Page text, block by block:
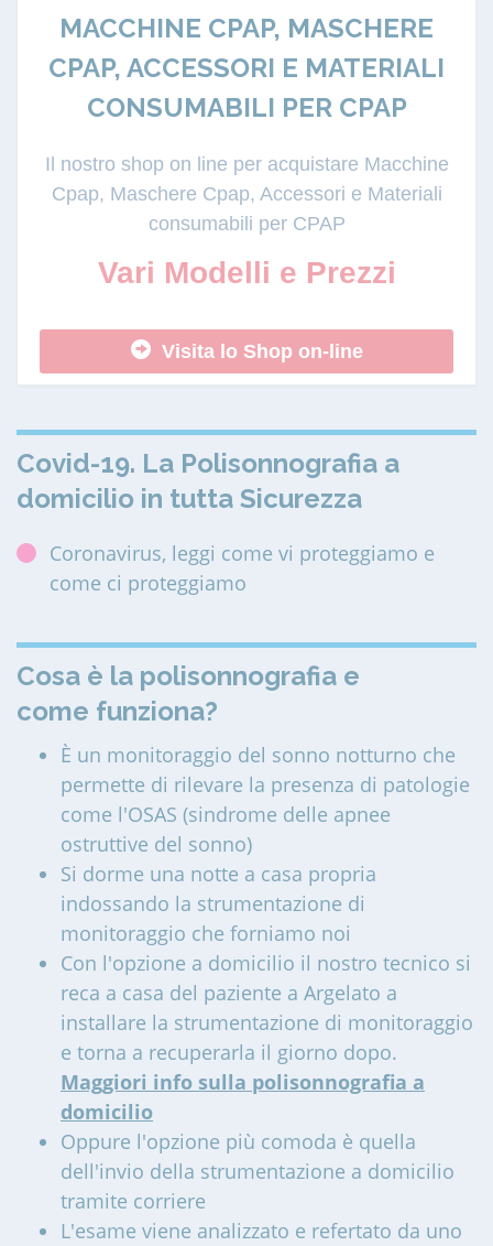
MACCHINE CPAP, MASCHERE
CPAP, ACCESSORI E MATERIALI
CONSUMABILI PER CPAP
Il nostro shop on line per acquistare Macchine
Cpap, Maschere Cpap, Accessori e Materiali
consumabili per CPAP
Vari Modelli e Prezzi
Visita lo Shop on-line
Covid-19. La Polisonnografia a
domicilio in tutta Sicurezza
Coronavirus, leggi come vi proteggiamo e
come ci proteggiamo
Cosa è la polisonnografia e
come funziona?
È un monitoraggio del sonno notturno che
permette di rilevare la presenza di patologie
come l'OSAS (sindrome delle apnee
ostruttive del sonno)
Si dorme una notte a casa propria
indossando la strumentazione di
monitoraggio che forniamo noi
Con l'opzione a domicilio il nostro tecnico si
reca a casa del paziente a Argelato a
installare la strumentazione di monitoraggio
e torna a recuperarla il giorno dopo.
Maggiori info sulla polisonnografia a
domicilio
Oppure l'opzione più comoda è quella
dell'invio della strumentazione a domicilio
tramite corriere
L'esame viene analizzato e refertato da uno